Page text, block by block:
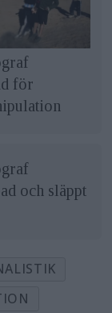
för
och släppt